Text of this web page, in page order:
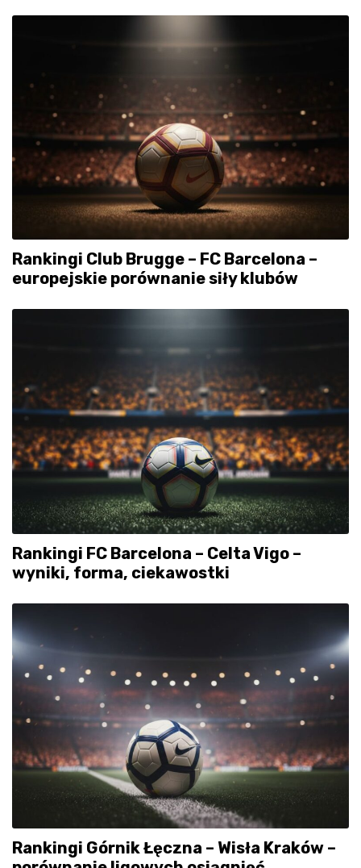
Rankingi Club Brugge – FC Barcelona –
europejskie porównanie siły klubów
Rankingi FC Barcelona – Celta Vigo –
wyniki, forma, ciekawostki
Rankingi Górnik Łęczna – Wisła Kraków –